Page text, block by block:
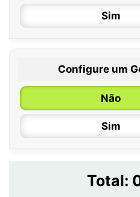
Sim
Configure um
Não
Sim
Total: